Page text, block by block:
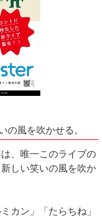
の風を吹かせる。
、唯一このライブの
しい笑いの風を吹か
カン」「たらちね」